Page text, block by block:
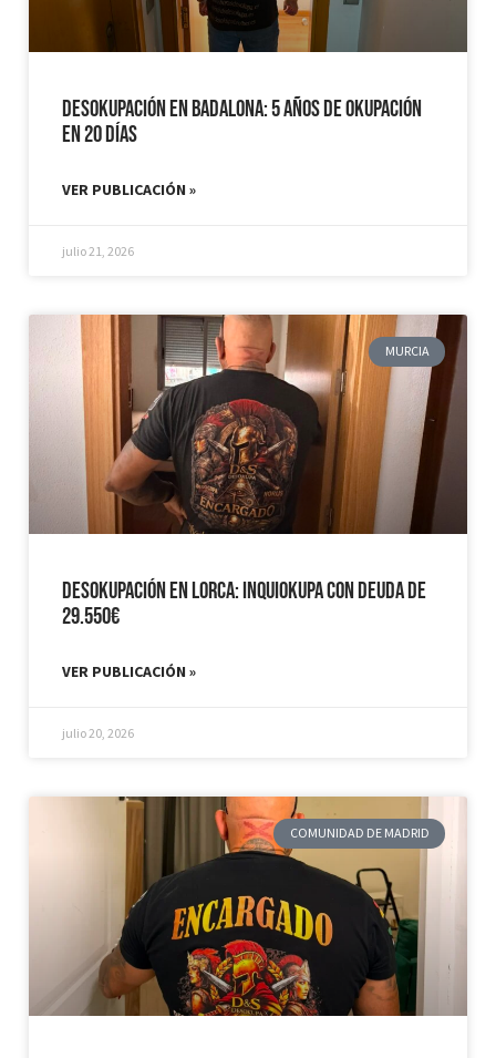
Desokupación en Badalona: 5 años de Okupación
en 20 días
VER PUBLICACIÓN »
julio 21, 2026
MURCIA
Desokupación en Lorca: Inquiokupa con Deuda de
29.550€
VER PUBLICACIÓN »
julio 20, 2026
COMUNIDAD DE MADRID